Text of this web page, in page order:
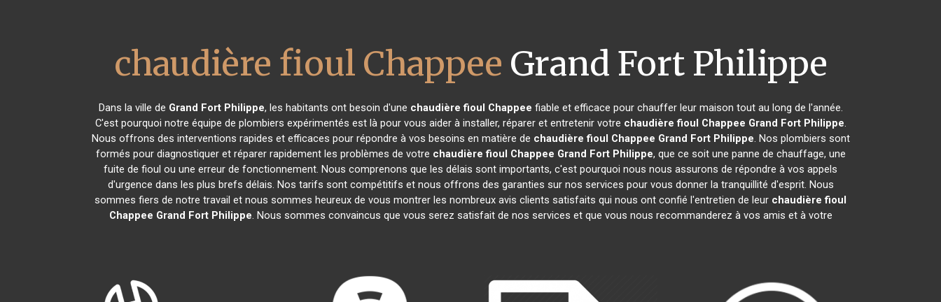
chaudière fioul Chappee Grand Fort Philippe
Dans la ville de Grand Fort Philippe, les habitants ont besoin d'une chaudière fioul Chappee fiable et efficace pour chauffer leur maison tout au long de l'année.
C'est pourquoi notre équipe de plombiers expérimentés est là pour vous aider à installer, réparer et entretenir votre chaudière fioul Chappee Grand Fort Philippe.
Nous offrons des interventions rapides et efficaces pour répondre à vos besoins en matière de chaudière fioul Chappee Grand Fort Philippe. Nos plombiers sont
formés pour diagnostiquer et réparer rapidement les problèmes de votre chaudière fioul Chappee Grand Fort Philippe, que ce soit une panne de chauffage, une
fuite de fioul ou une erreur de fonctionnement. Nous comprenons que les délais sont importants, c'est pourquoi nous nous assurons de répondre à vos appels
d'urgence dans les plus brefs délais. Nos tarifs sont compétitifs et nous offrons des garanties sur nos services pour vous donner la tranquillité d'esprit. Nous
sommes fiers de notre travail et nous sommes heureux de vous montrer les nombreux avis clients satisfaits qui nous ont confié l'entretien de leur chaudière fioul
Chappee Grand Fort Philippe. Nous sommes convaincus que vous serez satisfait de nos services et que vous nous recommanderez à vos amis et à votre